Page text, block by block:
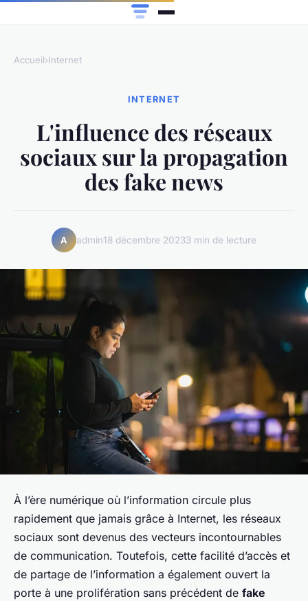
Accueil›Internet
INTERNET
L'influence des réseaux
sociaux sur la propagation
des fake news
A admin18 décembre 20233 min de lecture
À l’ère numérique où l’information circule plus
rapidement que jamais grâce à Internet, les réseaux
sociaux sont devenus des vecteurs incontournables
de communication. Toutefois, cette facilité d’accès et
de partage de l’information a également ouvert la
porte à une prolifération sans précédent de fake